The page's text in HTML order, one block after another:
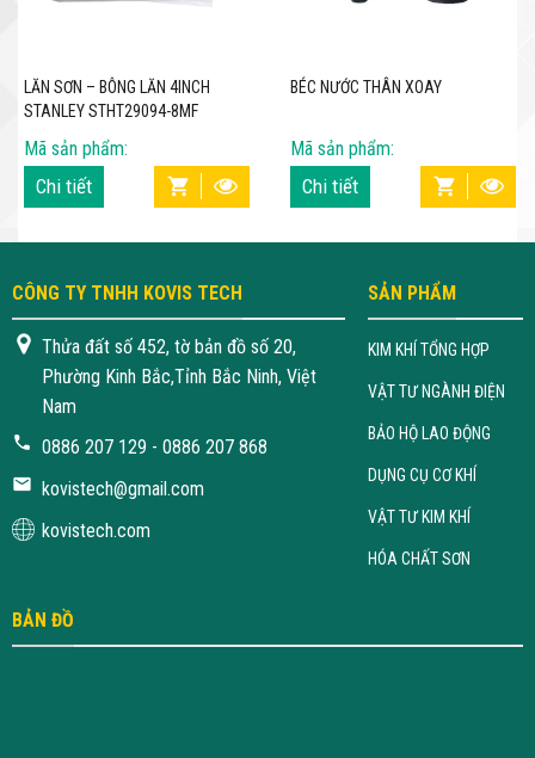
LĂN SƠN – BÔNG LĂN 4INCH
STANLEY STHT29094-8MF
Mã sản phẩm:
Chi tiết
BÉC NƯỚC THÂN XOAY
Mã sản phẩm:
Chi tiết
CÔNG TY TNHH KOVIS TECH
Thửa đất số 452, tờ bản đồ số 20,
Phường Kinh Bắc,Tỉnh Bắc Ninh, Việt
Nam
0886 207 129 - 0886 207 868
kovistech@gmail.com
kovistech.com
SẢN PHẨM
KIM KHÍ TỔNG HỢP
VẬT TƯ NGÀNH ĐIỆN
BẢO HỘ LAO ĐỘNG
DỤNG CỤ CƠ KHÍ
VẬT TƯ KIM KHÍ
HÓA CHẤT SƠN
BẢN ĐỒ